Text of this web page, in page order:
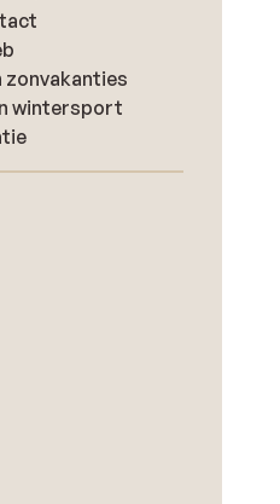
zonvakanties
wintersport